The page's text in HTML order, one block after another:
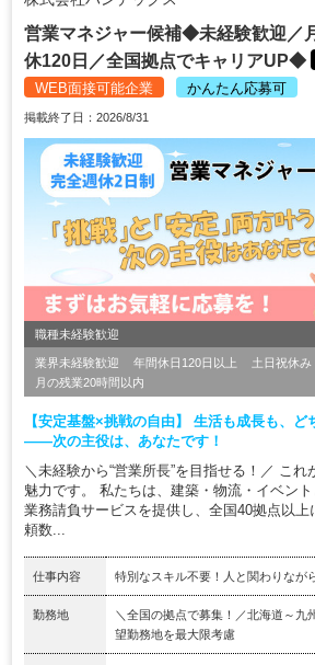
営業マネジャー候補◆未経験歓迎／
休120日／全国拠点でキャリアUP◆
WEB面接可能企業
かんたん応募可
掲載終了日：2026/8/31
職種未経験歓迎
業界未経験歓迎 年間休日120日以上 土日祝休み
月の残業20時間以内
【安定基盤×挑戦の自由】 生活も成長も、
——次の主役は、あなたです！
＼未経験から“営業所長”を目指せる！／ こ
魅力です。 私たちは、建築・物流・イベン
業務請負サービスを提供し、全国40拠点以
頼数...
仕事内容 特別なスキル不要！人と関わりなが
勤務地
＼全国の拠点で募集！／北海道～九
望勤務地を最大限考慮